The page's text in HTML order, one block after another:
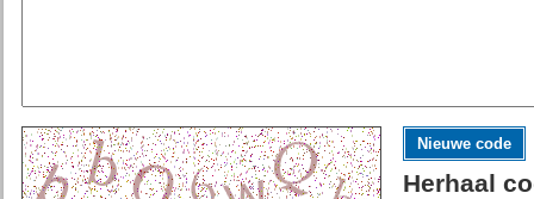
Nieuwe code
Herhaal